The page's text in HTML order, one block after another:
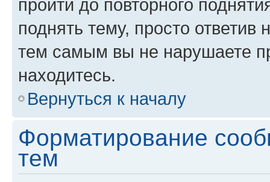
пройти до повторного
поднять тему, просто ответив
тем самым вы не нарушаете
находитесь.
Вернуться к началу
Форматирование
тем